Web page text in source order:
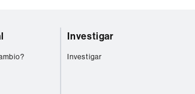
Investigar
Investigar